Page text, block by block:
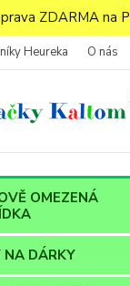
ZDARMA na
Heureka O nás
OMEZENÁ
NA DÁRKY